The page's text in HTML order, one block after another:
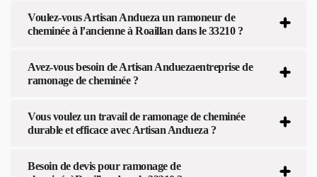
Voulez-vous Artisan Andueza un ramoneur de
cheminée à l’ancienne à Roaillan dans le 33210 ?
Avez-vous besoin de Artisan Anduezaentreprise de
ramonage de cheminée ?
Vous voulez un travail de ramonage de cheminée
durable et efficace avec Artisan Andueza ?
Besoin de devis pour ramonage de